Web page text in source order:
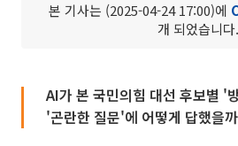
본 기사는 (2025-04-24 17:00)에
개 되었습니다.
AI가 본 국민의힘 대선 후보별 '
'곤란한 질문'에 어떻게 답했을까